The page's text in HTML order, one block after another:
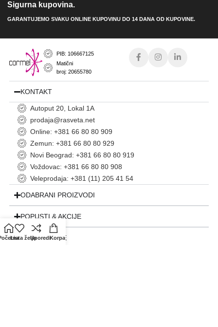
Sigurna kupovina.
GARANTUJEMO SVAKU ONLINE KUPOVINU DO 14 DANA OD KUPOVINE.
PIB: 106667125
Matični
broj: 20655780
KONTAKT
Autoput 20, Lokal 1A
prodaja@rasveta.net
Online: +381 66 80 80 909
Zemun: +381 66 80 80 929
Novi Beograd: +381 66 80 80 919
Voždovac: +381 66 80 80 908
Veleprodaja: +381 (11) 205 41 54
ODABRANI PROIZVODI
POPUSTI & AKCIJE
INFORMACIJE
Lista željaUporediKorpa